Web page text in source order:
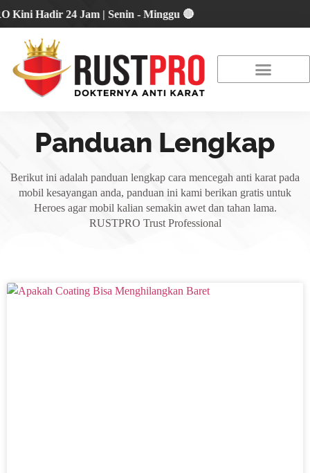
Hadir 24 Jam | Senin - Minggu 🔴
Panduan Lengkap
Berikut ini adalah panduan lengkap cara mencegah anti karat pada
mobil kesayangan anda, panduan ini kami berikan gratis untuk
Heroes agar mobil kalian semakin awet dan tahan lama.
RUSTPRO Trust Professional